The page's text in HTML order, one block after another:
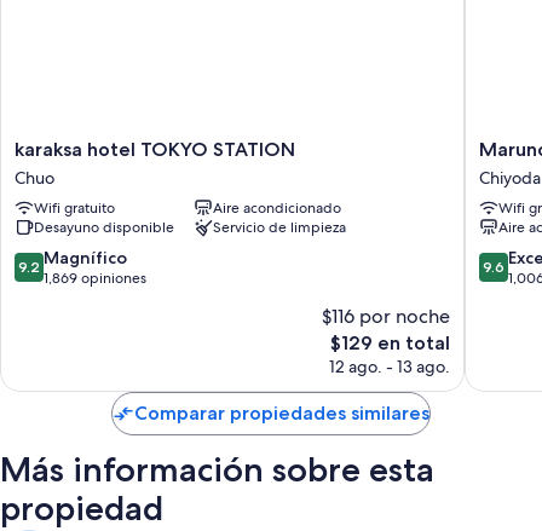
karaksa
hotel
TOKYO
STATION
Chuo
karaksa hotel TOKYO STATION
Chuo
Wifi gratuito
Aire acondicionado
Desayuno disponible
Servicio de limpieza
9.2
de
9.2 Magnífico
1,869 opiniones
$116 por noche
El
precio
es
$129 en total
12 ago. - 13 ago.
Hotel
Chiyoda
Chiyoda
Wifi
Aire
9.6
de
9.6
Comparar propiedades similares
Más información sobre esta
propiedad